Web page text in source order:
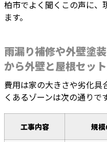
柏市でよく聞くこの声に、
ます。
雨漏り補修や外壁塗
から外壁と屋根セッ
費用は家の大きさや劣化具
くあるゾーンは次の通りです
工事内容 規